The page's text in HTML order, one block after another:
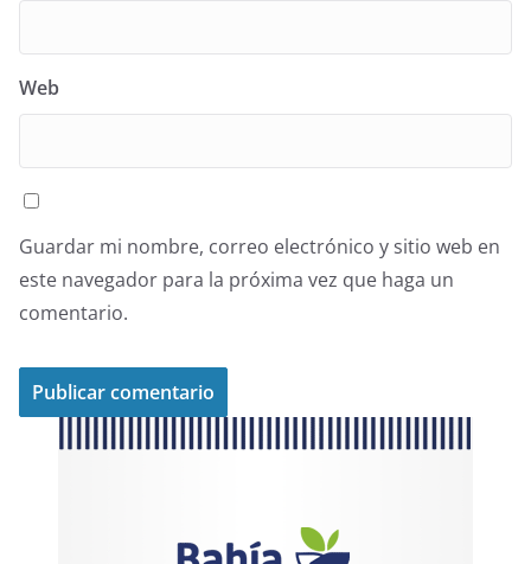
Web
Guardar mi nombre, correo electrónico y sitio web en
este navegador para la próxima vez que haga un
comentario.